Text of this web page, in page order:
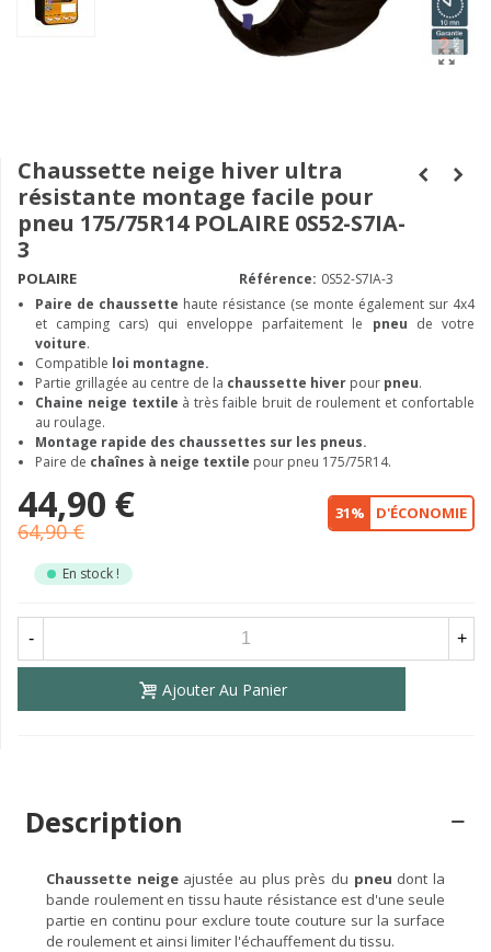
Chaussette neige hiver ultra
résistante montage facile pour
pneu 175/75R14 POLAIRE 0S52-S7IA-
3
POLAIRE Référence: 0S52-S7IA-3
Paire de chaussette haute résistance (se monte également sur 4x4
et camping cars) qui enveloppe parfaitement le pneu de votre
voiture.
Compatible loi montagne.
Partie grillagée au centre de la chaussette hiver pour pneu.
Chaine neige textile à très faible bruit de roulement et confortable
au roulage.
Montage rapide des chaussettes sur les pneus.
Paire de chaînes à neige textile pour pneu 175/75R14.
44,90 €
64,90 €
31% D'ÉCONOMIE
En stock !
- +
Ajouter Au Panier
Description
Chaussette neige ajustée au plus près du pneu dont la
bande roulement en tissu haute résistance est d'une seule
partie en continu pour exclure toute couture sur la surface
de roulement et ainsi limiter l'échauffement du tissu.